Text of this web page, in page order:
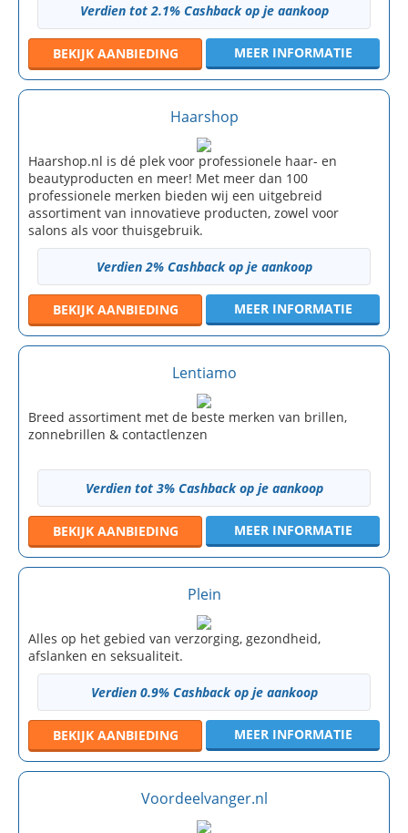
Verdien tot 2.1% Cashback op je aankoop
BEKIJK AANBIEDING MEER INFORMATIE
Haarshop
Haarshop.nl is dé plek voor professionele haar- en
beautyproducten en meer! Met meer dan 100
professionele merken bieden wij een uitgebreid
assortiment van innovatieve producten, zowel voor
salons als voor thuisgebruik.
Verdien 2% Cashback op je aankoop
BEKIJK AANBIEDING MEER INFORMATIE
Lentiamo
Breed assortiment met de beste merken van brillen,
zonnebrillen & contactlenzen
Verdien tot 3% Cashback op je aankoop
BEKIJK AANBIEDING MEER INFORMATIE
Plein
Alles op het gebied van verzorging, gezondheid,
afslanken en seksualiteit.
Verdien 0.9% Cashback op je aankoop
BEKIJK AANBIEDING MEER INFORMATIE
Voordeelvanger.nl